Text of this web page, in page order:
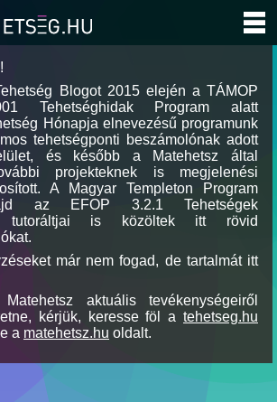
Blogot 2015 elején a TÁMOP
Tehetséghidak Program alatt
Hónapja elnevezésű programunk
tehetségponti beszámolónak adott
és később a Matehetsz által
projekteknek is megjelenési
A Magyar Templeton Program
az EFOP 3.2.1 Tehetségek
tutoráltjai is közöltek itt rövid
már nem fogad, de tartalmát itt
aktuális tevékenységeiről
kérjük, keresse föl a tehetseg.hu
a matehetsz.hu oldalt.